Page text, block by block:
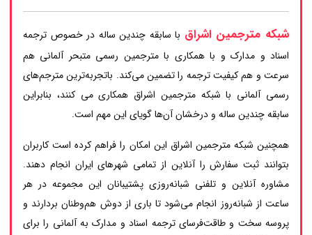
شبکه مترجمین اشراق با سابقه چندین ساله در خصوص ترجمه
اسناد و مدارک و با همکاری با مترجمین رسمی متبحر آلمانی هم
سرعت و هم کیفیت ترجمه را تضمین می‌کند. باتجربه‌ترین مترجم‌های
رسمی آلمانی با شبکه مترجمین اشراق همکاری می کنند، بنابراین
سابقه چندین ساله و درخشان آن‌ها گویای این مهم است.
همچنین شبکه مترجمین اشراق این امکان را فراهم کرده است کاربران
بتوانند ثبت سفارش را آنلاین از تمامی شهرهای ایران انجام دهند.
مشاوره آنلاین و تلفنی شبانه‌روزی پشتیبانان این مجموعه در هر
ساعت از شبانه‌روز انجام می‌شود تا باری از دوش هم‌وطنان بردارند و
پروسه سخت و طاقت‌فرسای ترجمه اسناد و مدارک به آلمانی را برای